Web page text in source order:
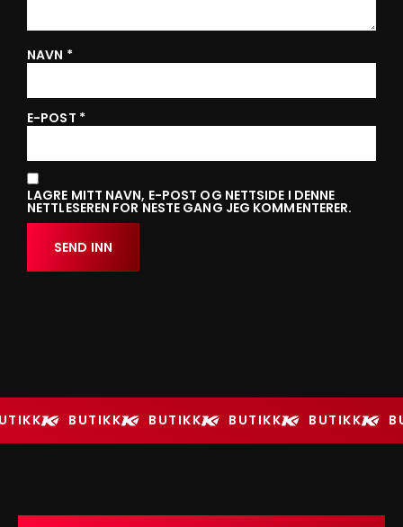
NAVN *
E-POST *
LAGRE MITT NAVN, E-POST OG NETTSIDE I DENNE
NETTLESEREN FOR NESTE GANG JEG KOMMENTERER.
BUTIKK BUTIKK BUTIKK BUTIKK